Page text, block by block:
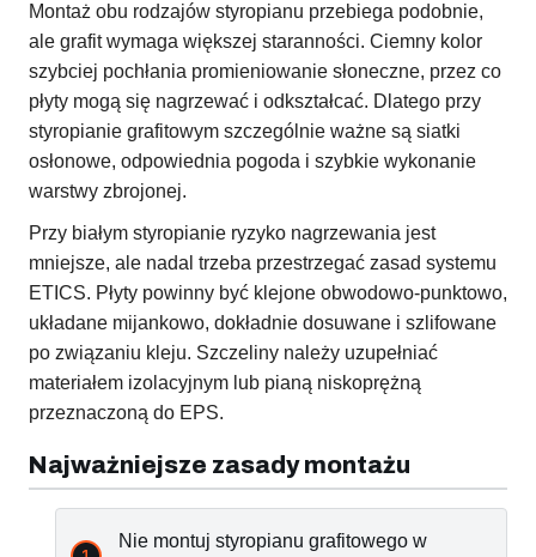
Montaż obu rodzajów styropianu przebiega podobnie,
ale grafit wymaga większej staranności. Ciemny kolor
szybciej pochłania promieniowanie słoneczne, przez co
płyty mogą się nagrzewać i odkształcać. Dlatego przy
styropianie grafitowym szczególnie ważne są siatki
osłonowe, odpowiednia pogoda i szybkie wykonanie
warstwy zbrojonej.
Przy białym styropianie ryzyko nagrzewania jest
mniejsze, ale nadal trzeba przestrzegać zasad systemu
ETICS. Płyty powinny być klejone obwodowo-punktowo,
układane mijankowo, dokładnie dosuwane i szlifowane
po związaniu kleju. Szczeliny należy uzupełniać
materiałem izolacyjnym lub pianą niskoprężną
przeznaczoną do EPS.
Najważniejsze zasady montażu
Nie montuj styropianu grafitowego w